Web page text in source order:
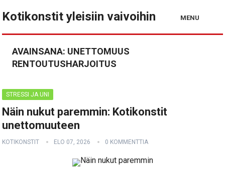
Kotikonstit yleisiin vaivoihin MENU
AVAINSANA: UNETTOMUUS
RENTOUTUSHARJOITUS
STRESSI JA UNI
Näin nukut paremmin: Kotikonstit
unettomuuteen
KOTIKONSTIT ELO 07, 2026 0 KOMMENTTIA